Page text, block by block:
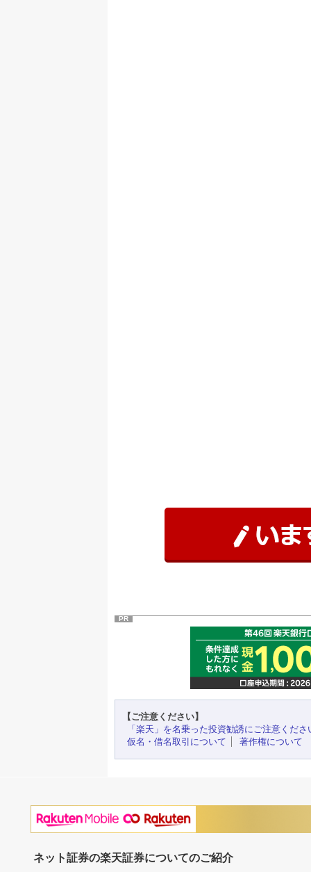
PR
【ご注意ください】
「楽天」を名乗った投資勧誘にご注意くださ
仮名・借名取引について
著作権について
ネット証券の楽天証券についてのご紹介